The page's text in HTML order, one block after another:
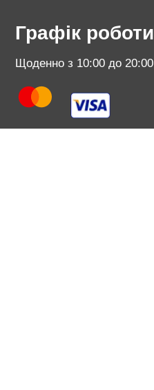
Графік роботи
Щоденно з 10:00 до 20:00